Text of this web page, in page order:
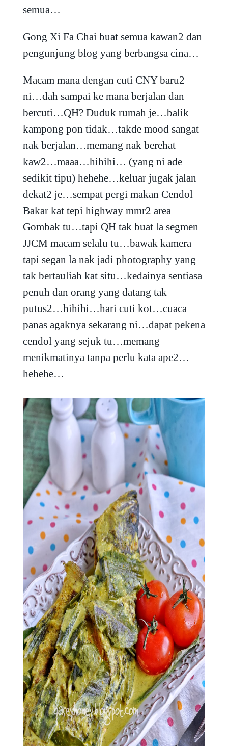
semua…
Gong Xi Fa Chai buat semua kawan2 dan
pengunjung blog yang berbangsa cina…
Macam mana dengan cuti CNY baru2
ni…dah sampai ke mana berjalan dan
bercuti…QH? Duduk rumah je…balik
kampong pon tidak…takde mood sangat
nak berjalan…memang nak berehat
kaw2…maaa…hihihi… (yang ni ade
sedikit tipu) hehehe…keluar jugak jalan
dekat2 je…sempat pergi makan Cendol
Bakar kat tepi highway mmr2 area
Gombak tu…tapi QH tak buat la segmen
JJCM macam selalu tu…bawak kamera
tapi segan la nak jadi photography yang
tak bertauliah kat situ…kedainya sentiasa
penuh dan orang yang datang tak
putus2…hihihi…hari cuti kot…cuaca
panas agaknya sekarang ni…dapat pekena
cendol yang sejuk tu…memang
menikmatinya tanpa perlu kata ape2…
hehehe…